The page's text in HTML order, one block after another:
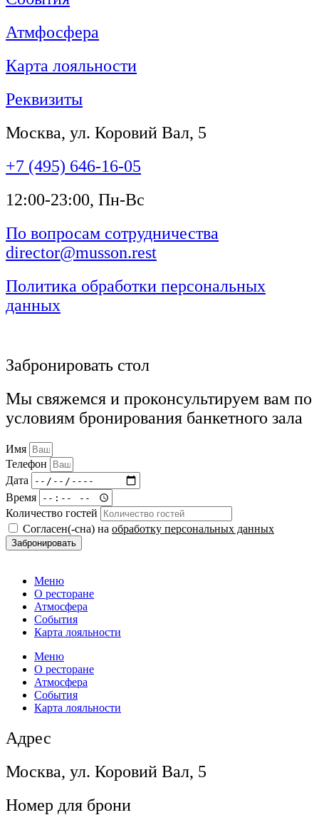
Атмфосфера
Карта лояльности
Реквизиты
Москва, ул. Коровий Вал, 5
+7 (495) 646-16-05
12:00-23:00, Пн-Вс
По вопросам сотрудничества
director@musson.rest
Политика обработки персональных
данных
Забронировать стол
Мы свяжемся и проконсультируем вам по
условиям бронирования банкетного зала
Имя
Телефон
Дата
Время
Количество гостей
Согласен(-сна) на обработку персональных данных
Забронировать
Меню
О ресторане
Атмосфера
События
Карта лояльности
Меню
О ресторане
Атмосфера
События
Карта лояльности
Адрес
Москва, ул. Коровий Вал, 5
Номер для брони